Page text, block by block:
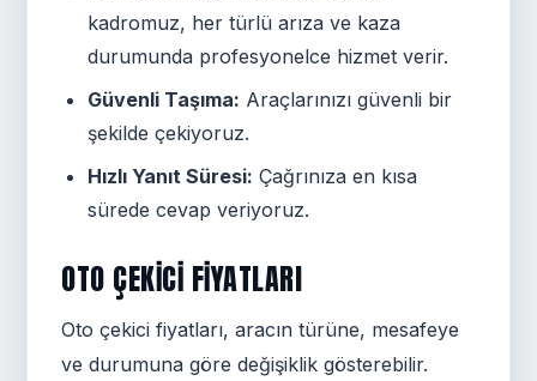
kadromuz, her türlü arıza ve kaza
durumunda profesyonelce hizmet verir.
Güvenli Taşıma: Araçlarınızı güvenli bir
şekilde çekiyoruz.
Hızlı Yanıt Süresi: Çağrınıza en kısa
sürede cevap veriyoruz.
OTO ÇEKICI FIYATLARI
Oto çekici fiyatları, aracın türüne, mesafeye
ve durumuna göre değişiklik gösterebilir.